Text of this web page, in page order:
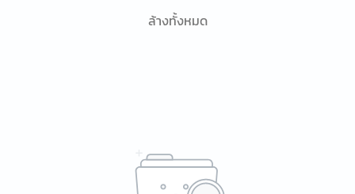
ล้างทั้งหมด